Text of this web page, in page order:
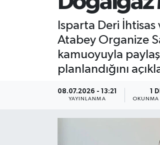
Isparta Deri
Atabey Organize
kamuoyuyla
planlandığını
08.07.2026 - 13:21
YAYINLANMA
1
OKUNMA
BİLİM VE TEKNOLOJİ
Tüm Manşetler
Son Dakika Haberleri